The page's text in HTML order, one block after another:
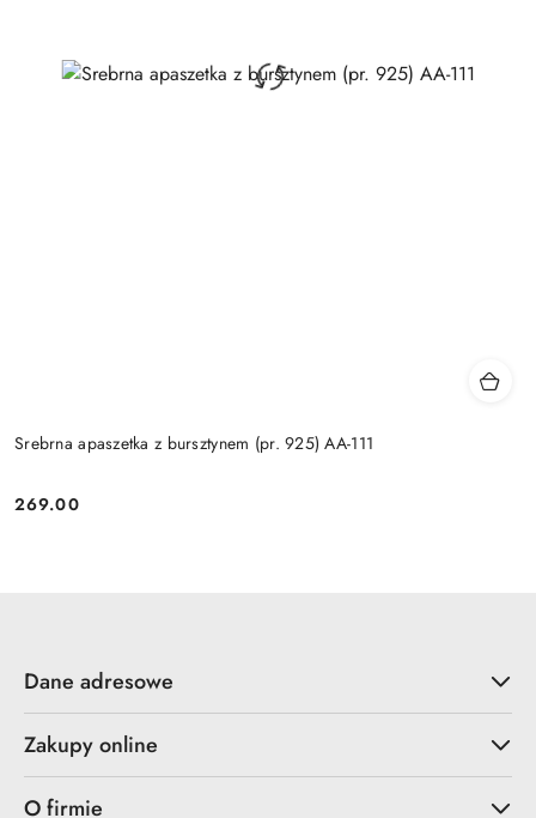
Srebrna apaszetka z bursztynem (pr. 925) AA-111
Cena:
269.00
Dane adresowe
Zakupy online
O firmie